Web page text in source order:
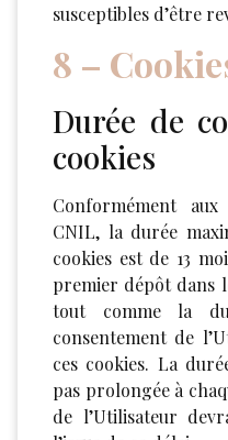
susceptibles d’être
8 –
Durée de
cookies
Conformément
CNIL, la durée
cookies est de 13
premier dépôt dans
tout comme la
consentement de
ces cookies. La
pas prolongée à
de l’Utilisateur